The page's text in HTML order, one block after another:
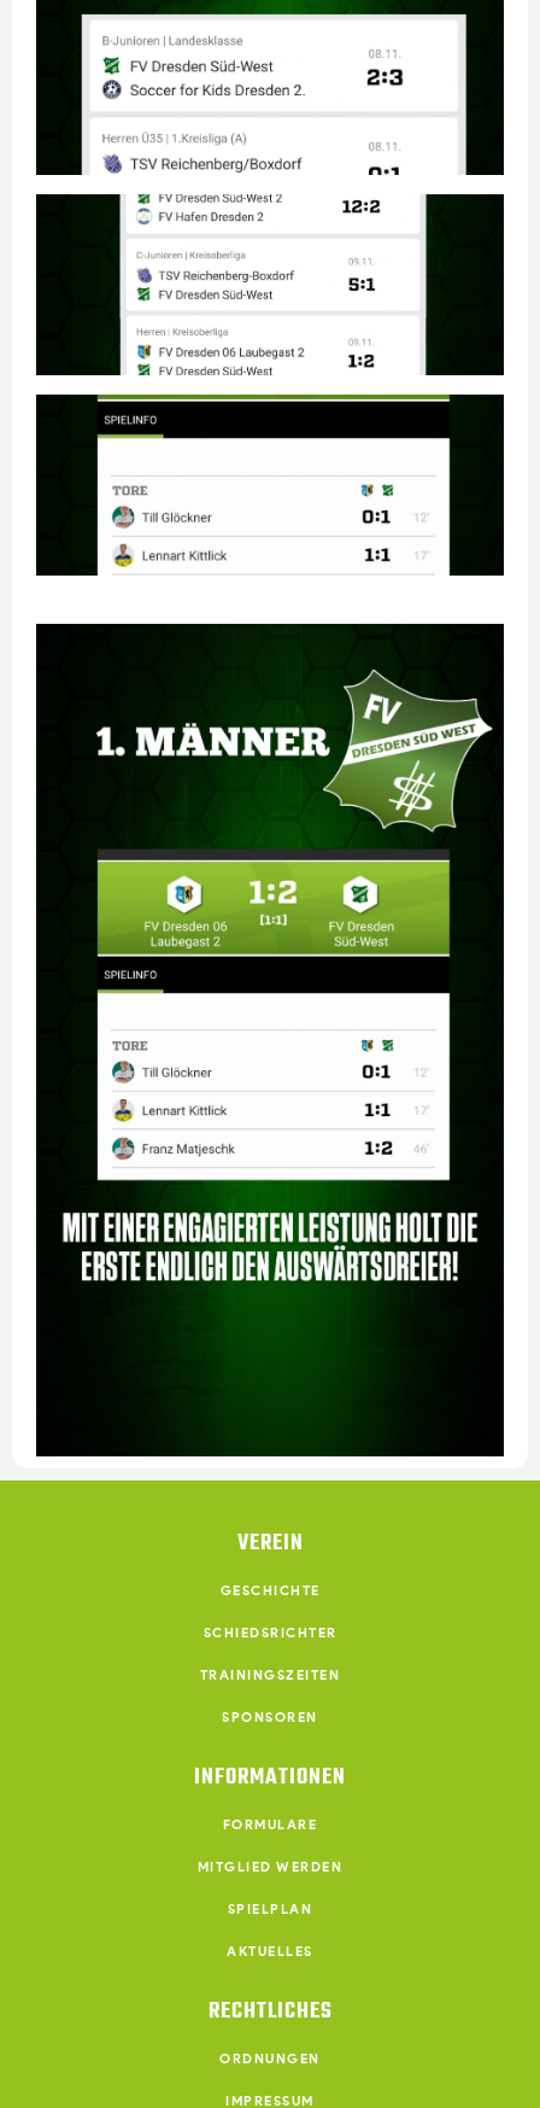
VEREIN
GESCHICHTE
SCHIEDSRICHTER
TRAININGSZEITEN
SPONSOREN
INFORMATIONEN
FORMULARE
MITGLIED WERDEN
SPIELPLAN
AKTUELLES
RECHTLICHES
ORDNUNGEN
IMPRESSUM